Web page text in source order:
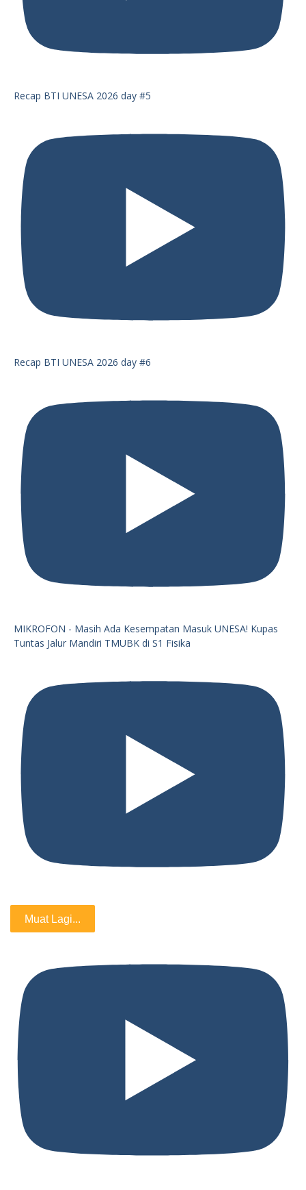
Recap BTI UNESA 2026 day #5
Recap BTI UNESA 2026 day #6
MIKROFON - Masih Ada Kesempatan Masuk UNESA! Kupas
Tuntas Jalur Mandiri TMUBK di S1 Fisika
Muat Lagi...